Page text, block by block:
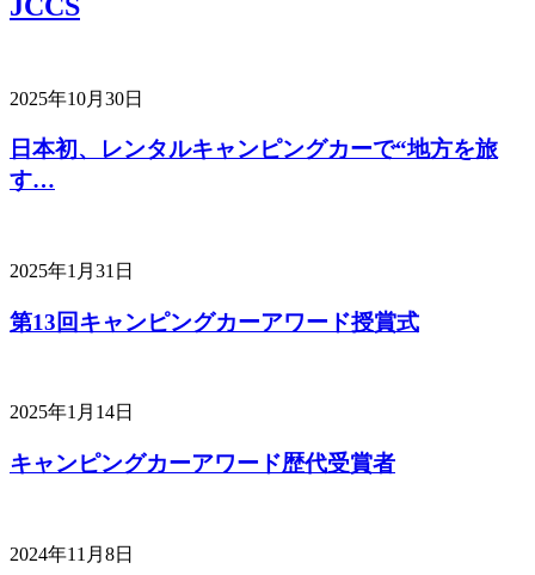
2025年10月30日
日本初、レンタルキャンピングカーで“地方を旅
す…
2025年1月31日
第13回キャンピングカーアワード授賞式
2025年1月14日
キャンピングカーアワード歴代受賞者
2024年11月8日